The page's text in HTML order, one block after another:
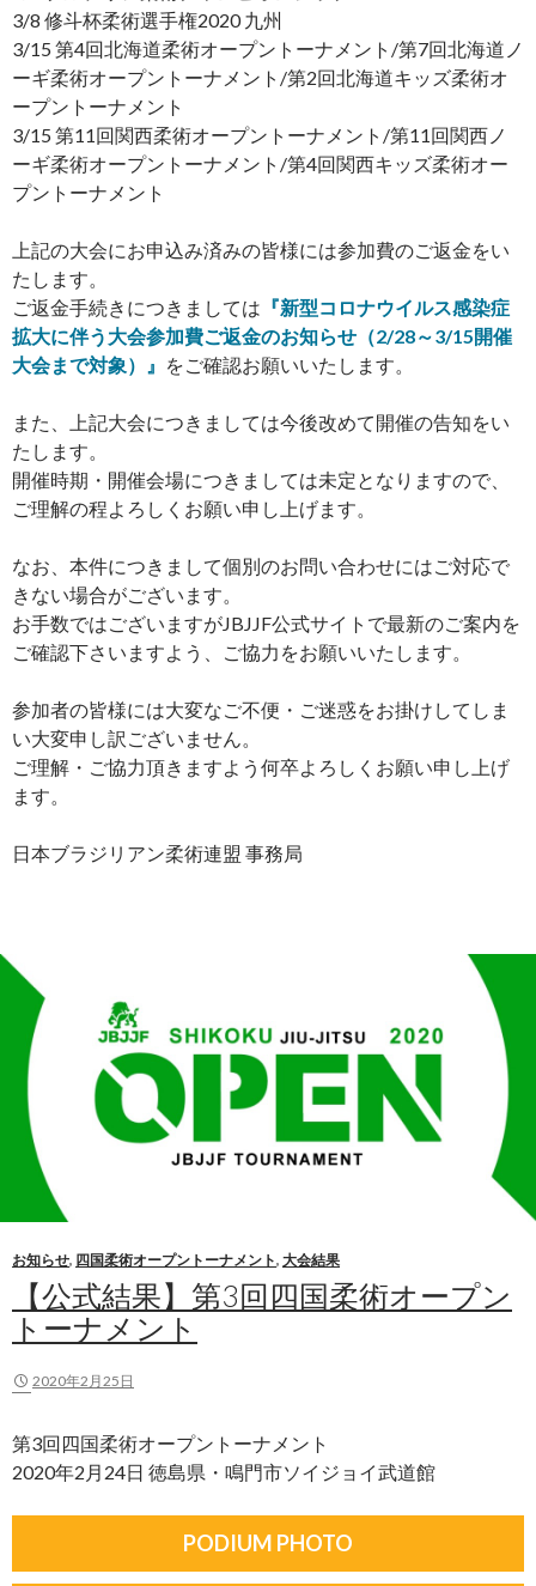
3/8 修斗杯柔術選手権2020 九州
3/15 第4回北海道柔術オープントーナメント/第7回北海道ノ
ーギ柔術オープントーナメント/第2回北海道キッズ柔術オ
ープントーナメント
3/15 第11回関西柔術オープントーナメント/第11回関西ノ
ーギ柔術オープントーナメント/第4回関西キッズ柔術オー
プントーナメント
上記の大会にお申込み済みの皆様には参加費のご返金をい
たします。
ご返金手続きにつきましては 『新型コロナウイルス感染症
拡大に伴う大会参加費ご返金のお知らせ（2/28～3/15開催
大会まで対象）』 をご確認お願いいたします。
また、上記大会につきましては今後改めて開催の告知をい
たします。
開催時期・開催会場につきましては未定となりますので、
ご理解の程よろしくお願い申し上げます。
なお、本件につきまして個別のお問い合わせにはご対応で
きない場合がございます。
お手数ではございますがJBJJF公式サイトで最新のご案内を
ご確認下さいますよう、ご協力をお願いいたします。
参加者の皆様には大変なご不便・ご迷惑をお掛けしてしま
い大変申し訳ございません。
ご理解・ご協力頂きますよう何卒よろしくお願い申し上げ
ます。
日本ブラジリアン柔術連盟 事務局
お知らせ, 四国柔術オープントーナメント, 大会結果
【公式結果】第3回四国柔術オープン
トーナメント
2020年2月25日
第3回四国柔術オープントーナメント
2020年2月24日 徳島県・鳴門市ソイジョイ武道館
PODIUM PHOTO